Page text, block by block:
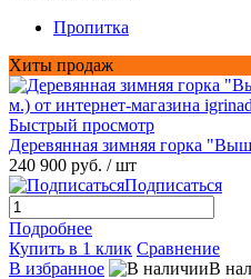
Пропитка
Хиты продаж
Быстрый просмотр
Деревянная зимняя горка
240 900 руб. / шт
Подписаться
Подробнее
Купить в 1 клик Сравнение
В избранное
В